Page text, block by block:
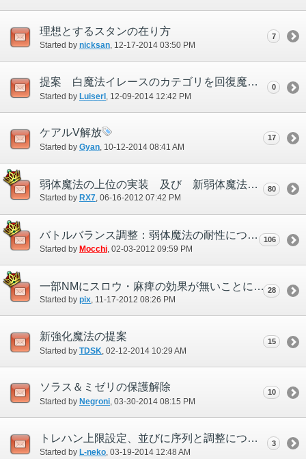
理想とするスタンの在り方
Started by nicksan‎, 12-17-2014 03:50 PM
7
提案 白魔法イレースのカテゴリを回復魔法に
Started by Luiserl ‎, 12-09-2014 12:42 PM
0
ケアルV解放
Started by Gyan‎, 10-12-2014 08:41 AM
17
弱体魔法の上位の実装 及び 新弱体魔法を追加してほしい
Started by RX7‎, 06-16-2012 07:42 PM
80
バトルバランス調整：弱体魔法の耐性について
Started by Mocchi ‎, 02-03-2012 09:59 PM
106
一部NMにスロウ・麻痺の効果が無いことについて。
Started by pix‎, 11-17-2012 08:26 PM
28
新強化魔法の提案
Started by TDSK ‎, 02-12-2014 10:29 AM
15
ソラス＆ミゼリの保護解除
Started by Negroni‎, 03-30-2014 08:15 PM
10
トレハン上限設定、並びに序列と調整について
Started by L-neko‎, 03-19-2014 12:48 AM
3